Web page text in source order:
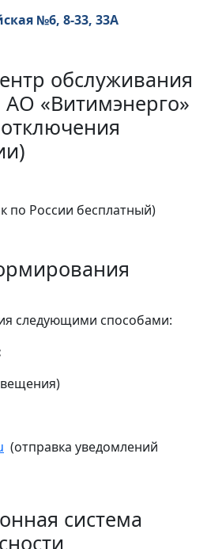
№6, 8-33, 33А
обслуживания
АО «Витимэнерго»
по России бесплатный)
следующими способами:
(отправка уведомлений
система